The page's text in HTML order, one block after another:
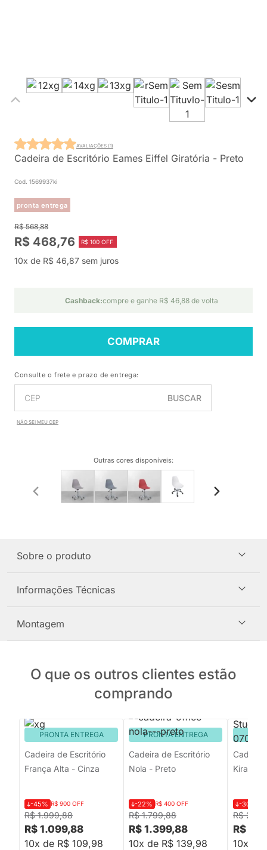
Cadeira de Escritório Eames Eiffel Giratória - Preto
Cod. 1569937ki
pronta entrega
AVALIAÇÕES (1)
R$ 568,88
R$ 468,76 R$ 100 OFF
10x de R$ 46,87 sem juros
Cashback:compre e ganhe R$ 46,88 de volta
COMPRAR
Consulte o frete e prazo de entrega:
BUSCAR
NÃO SEI MEU CEP
Outras cores disponíveis:
Sobre o produto
Informações Técnicas
Montagem
O que os outros clientes estão
comprando
PRONTA ENTREGA
Cadeira de Escritório
França Alta - Cinza
R$ 1.999,88
-45% R$ 900 OFF
R$ 1.099,88
10x de R$ 109,98
PRONTA ENTREGA
Cadeira de Escritório
Nola - Preto
R$ 1.799,88
-22% R$ 400 OFF
R$ 1.399,88
10x de R$ 139,98
Cadeira
Kira
R$
-30%
R$
10x de